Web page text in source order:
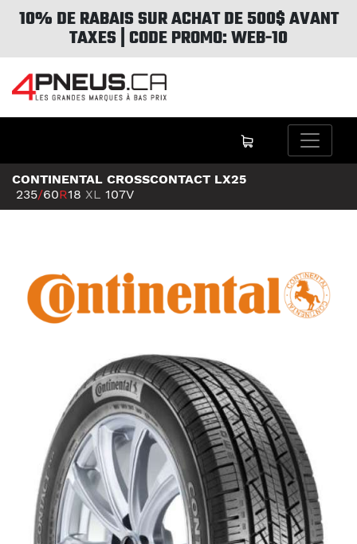
10% DE RABAIS SUR ACHAT DE 500$ AVANT
TAXES | CODE PROMO: WEB-10
CONTINENTAL CROSSCONTACT LX25
235/60R18 XL 107V